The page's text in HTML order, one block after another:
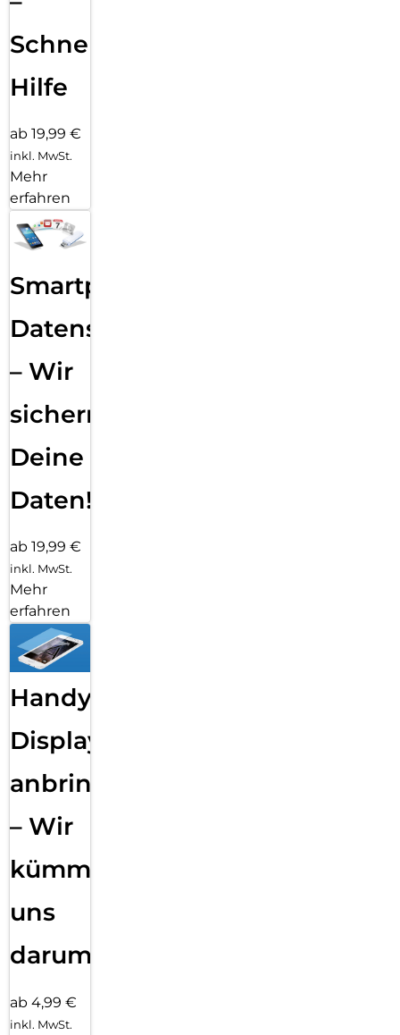
Schnelle
Hilfe
ab 19,99 €
inkl. MwSt.
Mehr
erfahren
Smartphone
Datensicherung
– Wir
sichern
Deine
Daten!
ab 19,99 €
inkl. MwSt.
Mehr
erfahren
Handy
Displayfolie
anbringen
– Wir
kümmern
uns
darum!
ab 4,99 €
inkl. MwSt.